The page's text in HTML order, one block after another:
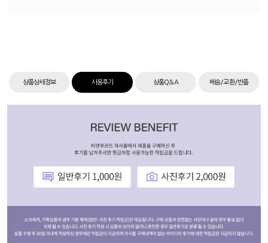
상품상세정보 사용후기 상품Q&A 배송/교환/반품